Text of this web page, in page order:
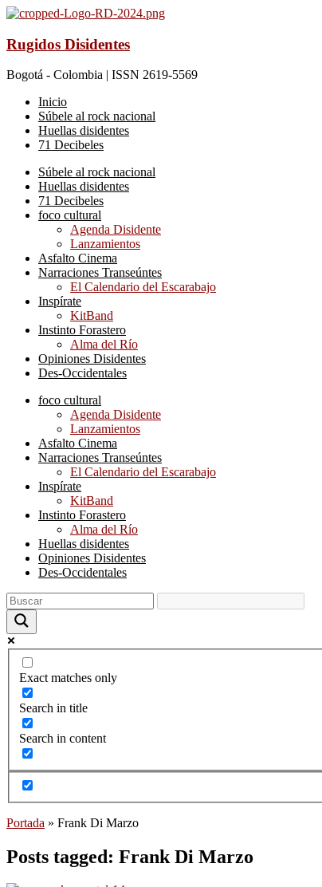
Rugidos Disidentes
Bogotá - Colombia | ISSN 2619-5569
Inicio
Súbele al rock nacional
Huellas disidentes
71 Decibeles
Súbele al rock nacional
Huellas disidentes
71 Decibeles
foco cultural
Agenda Disidente
Lanzamientos
Asfalto Cinema
Narraciones Transeúntes
El Calendario del Escarabajo
Inspírate
KitBand
Instinto Forastero
Alma del Río
Opiniones Disidentes
Des-Occidentales
foco cultural
Agenda Disidente
Lanzamientos
Asfalto Cinema
Narraciones Transeúntes
El Calendario del Escarabajo
Inspírate
KitBand
Instinto Forastero
Alma del Río
Huellas disidentes
Opiniones Disidentes
Des-Occidentales
Exact matches only
Search in title
Search in content
Portada » Frank Di Marzo
Posts tagged: Frank Di Marzo